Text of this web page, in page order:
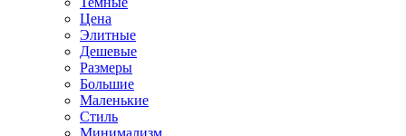
Цена
Элитные
Дешевые
Размеры
Большие
Маленькие
Стиль
Минимализм